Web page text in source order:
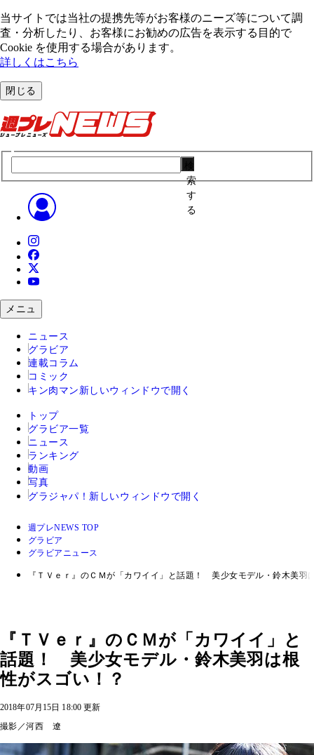
当サイトでは当社の提携先等がお客様のニーズ等について調
査・分析したり、お客様にお勧めの広告を表⽰する⽬的で
Cookie を使⽤する場合があります。
詳しくはこちら
閉じる
索
す
る
メニュ
ニュース
グラビア
連載コラム
コミック
キン肉マン 新しいウィンドウで開く
トップ
グラビア一覧
ニュース
ランキング
動画
写真
グラジャパ！ 新しいウィンドウで開く
週プレNEWS TOP
グラビア
グラビアニュース
『ＴＶｅｒ』のＣＭが「カワイイ」と話題！ 美少女モデル・鈴木美羽
『ＴＶｅｒ』のＣＭが「カワイイ」と
話題！ 美少女モデル・鈴木美羽は根
性がスゴい！？
2018年07月15日 18:00 更新
撮影／河西 遼